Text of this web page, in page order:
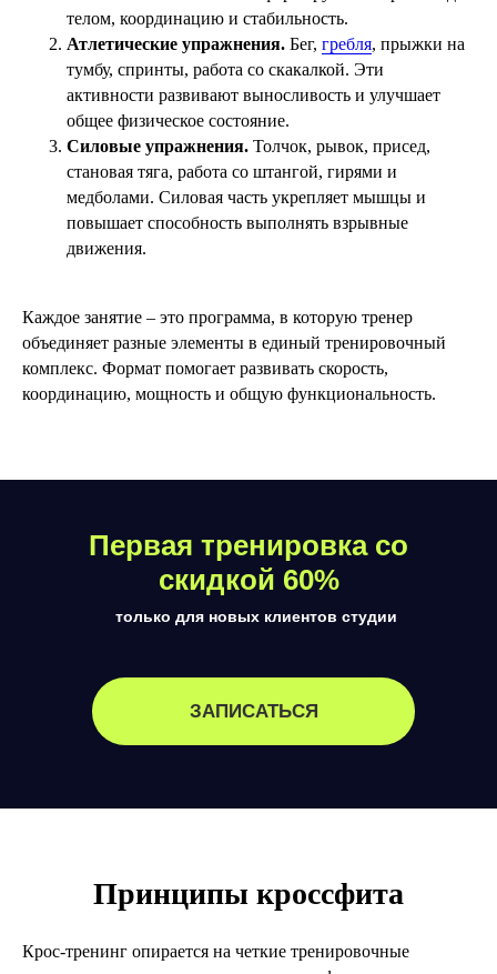
телом, координацию и стабильность.
Атлетические упражнения. Бег, гребля, прыжки на
тумбу, спринты, работа со скакалкой. Эти
активности развивают выносливость и улучшает
общее физическое состояние.
Силовые упражнения. Толчок, рывок, присед,
становая тяга, работа со штангой, гирями и
медболами. Силовая часть укрепляет мышцы и
повышает способность выполнять взрывные
движения.
Каждое занятие – это программа, в которую тренер
объединяет разные элементы в единый тренировочный
комплекс. Формат помогает развивать скорость,
координацию, мощность и общую функциональность.
только для новых клиентов студии
Первая тренировка со
скидкой 60%
ЗАПИСАТЬСЯ
Принципы кроссфита
Крос-тренинг опирается на четкие тренировочные